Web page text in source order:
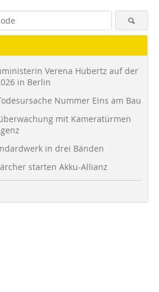
Verena Hubertz auf der
in Berlin
Nummer Eins am Bau
mit Kameratürmen
in drei Bänden
starten Akku-Allianz